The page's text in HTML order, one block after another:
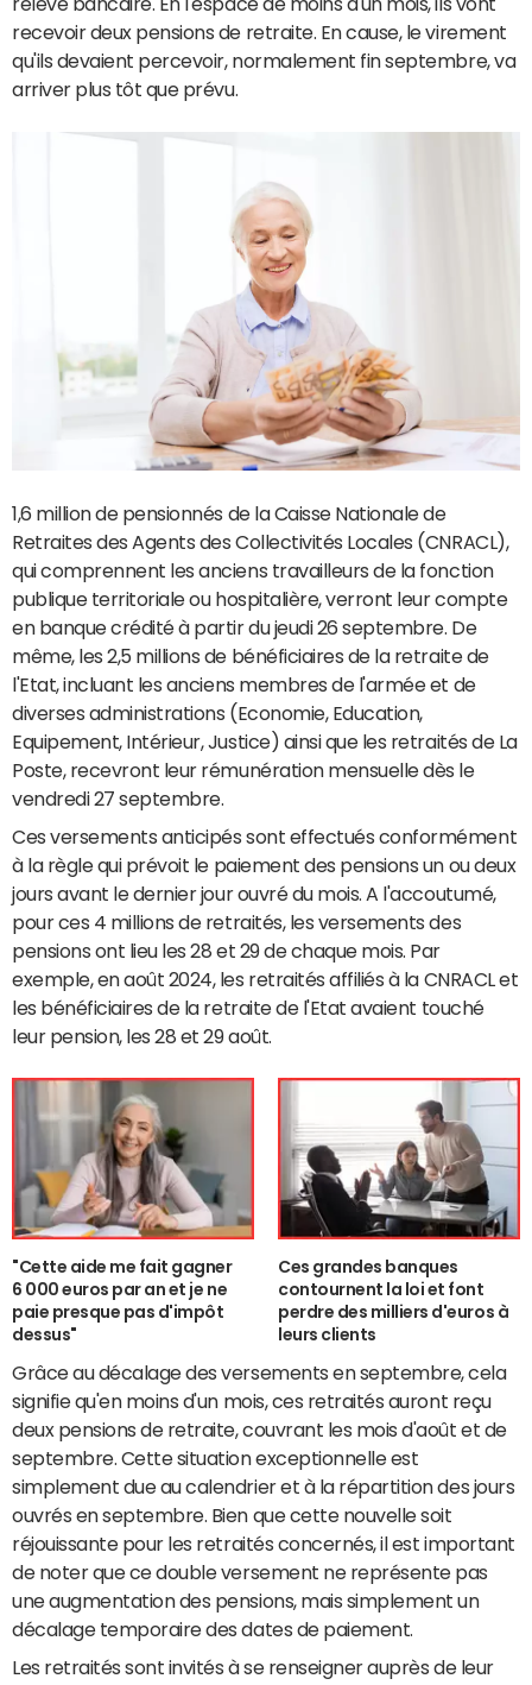
recevoir deux pensions de retraite. En cause, le virement
qu'ils devaient percevoir, normalement fin septembre, va
arriver plus tôt que prévu.
1,6 million de pensionnés de la Caisse Nationale de
Retraites des Agents des Collectivités Locales (CNRACL),
qui comprennent les anciens travailleurs de la fonction
publique territoriale ou hospitalière, verront leur compte
en banque crédité à partir du jeudi 26 septembre. De
même, les 2,5 millions de bénéficiaires de la retraite de
l'Etat, incluant les anciens membres de l'armée et de
diverses administrations (Economie, Education,
Equipement, Intérieur, Justice) ainsi que les retraités de La
Poste, recevront leur rémunération mensuelle dès le
vendredi 27 septembre.
Ces versements anticipés sont effectués conformément
à la règle qui prévoit le paiement des pensions un ou deux
jours avant le dernier jour ouvré du mois. A l'accoutumé,
pour ces 4 millions de retraités, les versements des
pensions ont lieu les 28 et 29 de chaque mois. Par
exemple, en août 2024, les retraités affiliés à la CNRACL et
les bénéficiaires de la retraite de l'Etat avaient touché
leur pension, les 28 et 29 août.
"Cette aide me fait gagner
6 000 euros par an et je ne
paie presque pas d'impôt
dessus"
Ces grandes banques
contournent la loi et font
perdre des milliers d'euros à
leurs clients
Grâce au décalage des versements en septembre, cela
signifie qu'en moins d'un mois, ces retraités auront reçu
deux pensions de retraite, couvrant les mois d'août et de
septembre. Cette situation exceptionnelle est
simplement due au calendrier et à la répartition des jours
ouvrés en septembre. Bien que cette nouvelle soit
réjouissante pour les retraités concernés, il est important
de noter que ce double versement ne représente pas
une augmentation des pensions, mais simplement un
décalage temporaire des dates de paiement.
Les retraités sont invités à se renseigner auprès de leur